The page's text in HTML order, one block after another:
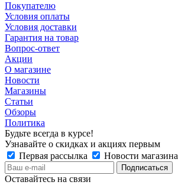
Покупателю
Условия оплаты
Условия доставки
Гарантия на товар
Вопрос-ответ
Акции
О магазине
Новости
Магазины
Статьи
Обзоры
Политика
Будьте всегда в курсе!
Узнавайте о скидках и акциях первым
Первая рассылка
Новости магазина
Оставайтесь на связи